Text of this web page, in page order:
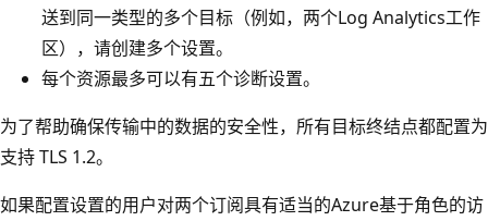
送到同一类型的多个目标（例如，两个Log Analytics工作
区），请创建多个设置。
每个资源最多可以有五个诊断设置。
为了帮助确保传输中的数据的安全性，所有目标终结点都配置为
支持 TLS 1.2。
如果配置设置的用户对两个订阅具有适当的Azure基于角色的访